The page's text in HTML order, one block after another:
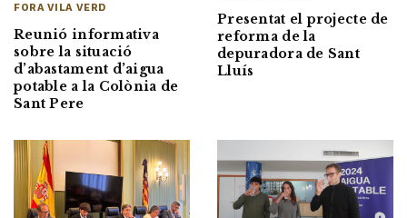
FORA VILA VERD
Reunió informativa
sobre la situació
d’abastament d’aigua
potable a la Colònia de
Sant Pere
Presentat el projecte de
reforma de la
depuradora de Sant
Lluís